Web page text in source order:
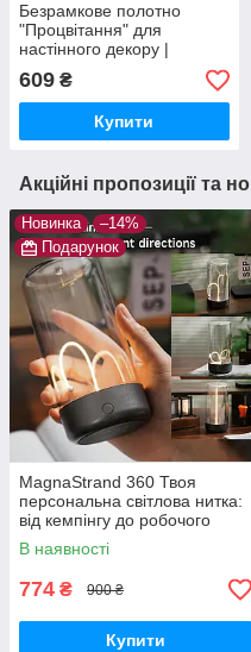
Безрамкове полотно
"Процвітання" для
настінного декору |
Сучасна картина на
полотні для дому, офісу та
інтер'єру
609 ₴
Купити
Акційні пропозиції та
Новинка
–14%
Подарунок
MagnaStrand 360 Твоя
персональна світлова нитка:
від кемпінгу до робочого
столу
В наявності
774 ₴ 900 ₴
Купити